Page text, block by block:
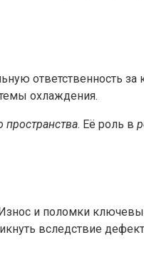
ответственность за
охлаждения.
пространства. Её роль в
и поломки
вследствие